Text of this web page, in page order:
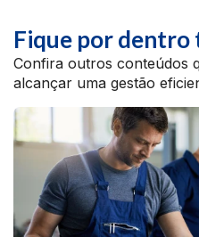
Fique por dentro
Confira outros conteúdos
alcançar uma gestão